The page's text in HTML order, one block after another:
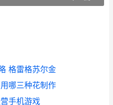
格雷格苏尔金
哪三种花制作
手机游戏